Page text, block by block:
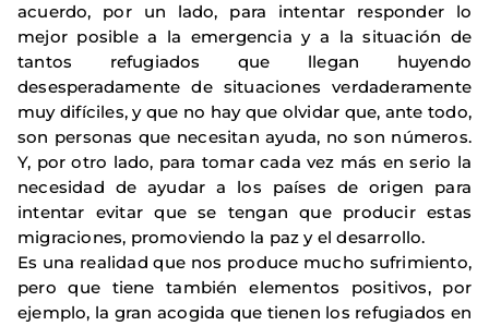
acuerdo, por un lado, para intentar responder lo
mejor posible a la emergencia y a la situación de
tantos refugiados que llegan huyendo
desesperadamente de situaciones verdaderamente
muy difíciles, y que no hay que olvidar que, ante todo,
son personas que necesitan ayuda, no son números.
Y, por otro lado, para tomar cada vez más en serio la
necesidad de ayudar a los países de origen para
intentar evitar que se tengan que producir estas
migraciones, promoviendo la paz y el desarrollo.
Es una realidad que nos produce mucho sufrimiento,
pero que tiene también elementos positivos, por
ejemplo, la gran acogida que tienen los refugiados en